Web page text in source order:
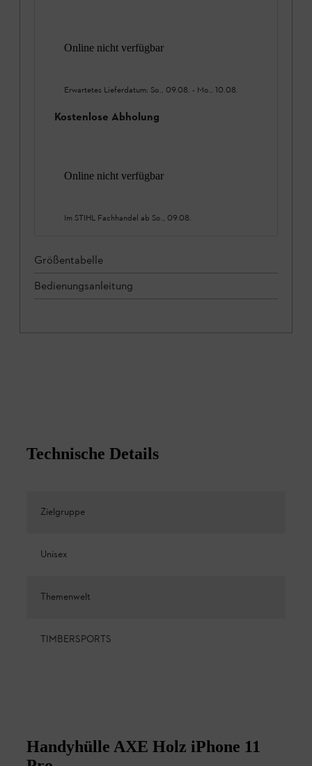
Online nicht verfügbar
Erwartetes Lieferdatum: So., 09.08. - Mo., 10.08.
Kostenlose Abholung
Online nicht verfügbar
Im STIHL Fachhandel ab So., 09.08.
Größentabelle
Bedienungsanleitung
Technische Details
Zielgruppe
Unisex
Themenwelt
TIMBERSPORTS
Handyhülle AXE Holz iPhone 11